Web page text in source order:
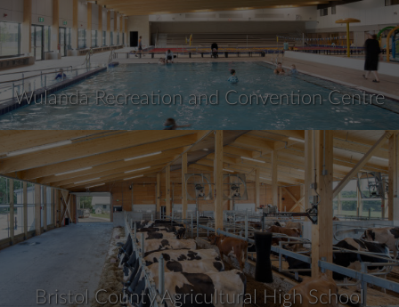
Wulanda Recreation and Convention Centre
Bristol County Agricultural High School